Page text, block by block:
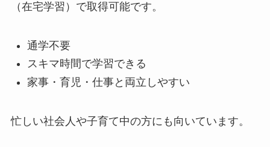
（在宅学習）で取得可能です。
通学不要
スキマ時間で学習できる
家事・育児・仕事と両立しやすい
忙しい社会人や子育て中の方にも向いています。